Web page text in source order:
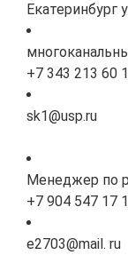
Екатеринбург
+7 343 213 60
sk1@usp.ru
Менеджер по
+7 904 547 17
e2703@mail. ru